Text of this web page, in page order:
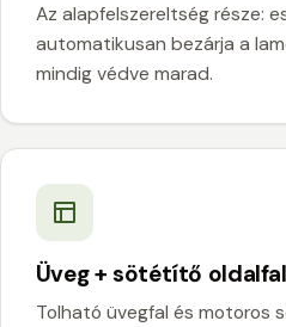
Az alapfelszereltség része:
automatikusan bezárja a
mindig védve marad.
Üveg + sötétítő oldalfal
Tolható üvegfal és motoros